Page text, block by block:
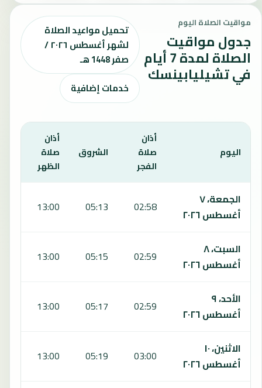
مواقيت الصلاة اليوم
جدول مواقيت
الصلاة لمدة 7 أيام
في تشيليابينسك
تحميل مواعيد الصلاة
لشهر أغسطس ٢٠٢٦ /
صفر 1448 هـ
خدمات إضافية
اليوم
أذان
صلاة
الفجر
الشروق
أذان
صلاة
الظهر
الجمعة، ٧
أغسطس ٢٠٢٦
02:58
05:13
13:00
السبت، ٨
أغسطس ٢٠٢٦
02:59
05:15
13:00
الأحد، ٩
أغسطس ٢٠٢٦
02:59
05:17
13:00
الاثنين، ١٠
أغسطس ٢٠٢٦
03:00
05:19
13:00